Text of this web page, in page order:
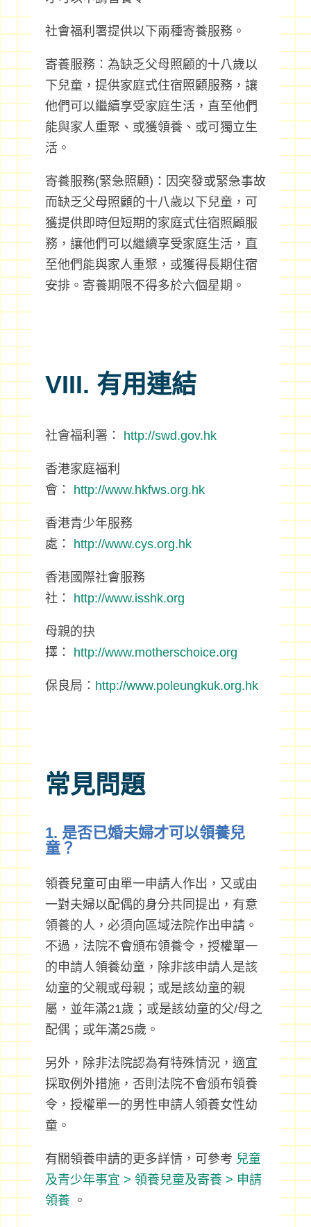
社會福利署提供以下兩種寄養服務。
寄養服務：為缺乏父母照顧的十八歲以
下兒童，提供家庭式住宿照顧服務，讓
他們可以繼續享受家庭生活，直至他們
能與家人重聚、或獲領養、或可獨立生
活。
寄養服務(緊急照顧)：因突發或緊急事故
而缺乏父母照顧的十八歲以下兒童，可
獲提供即時但短期的家庭式住宿照顧服
務，讓他們可以繼續享受家庭生活，直
至他們能與家人重聚，或獲得長期住宿
安排。寄養期限不得多於六個星期。
VIII. 有用連結
社會福利署： http://swd.gov.hk
香港家庭福利
會：
http://www.hkfws.org.hk
香港青少年服務
處：
http://www.cys.org.hk
香港國際社會服務
社：
http://www.isshk.org
母親的抉
擇：
http://www.motherschoice.org
保良局： http://www.poleungkuk.org.hk
常見問題
1. 是否已婚夫婦才可以領養兒
童？
領養兒童可由單一申請人作出，又或由
一對夫婦以配偶的身分共同提出，有意
領養的人，必須向區域法院作出申請。
不過，法院不會頒布領養令，授權單一
的申請人領養幼童，除非該申請人是該
幼童的父親或母親；或是該幼童的親
屬，並年滿21歲；或是該幼童的父/母之
配偶；或年滿25歲。
另外，除非法院認為有特殊情況，適宜
採取例外措施，否則法院不會頒布領養
令，授權單一的男性申請人領養女性幼
童。
有關領養申請的更多詳情，可參考 兒童
及青少年事宜 > 領養兒童及寄養 > 申請
領養。